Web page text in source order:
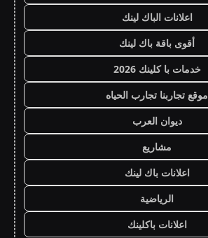
اعلانات الباك لينك
أقوى باقة باك لينك
خدمات با كلينك 2026
موقع تجاربنا تجارب الحياه
ديوان العرب
مشاريع
اعلانات باك لينك
الرياضية
اعلانات باكلينك